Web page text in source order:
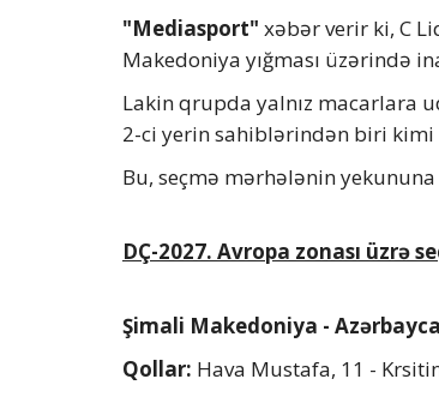
"Mediasport" xəbər verir ki, C
Makedoniya yığması üzərində
Lakin qrupda yalnız macarlara
2-ci yerin sahiblərindən biri
Bu, seçmə mərhələnin
DÇ-2027. Avropa zonası üzrə
Şimali Makedoniya -
Qollar: Hava Mustafa, 11 -